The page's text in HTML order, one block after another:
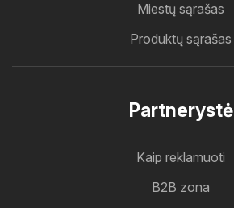
Miestų sąrašas
Produktų sąrašas
Partnerystė
Kaip reklamuoti
B2B zona